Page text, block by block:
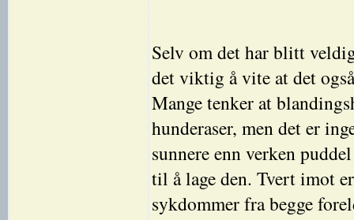
Selv om det har blitt
det viktig å vite at det
Mange tenker at
hunderaser, men det er
sunnere enn verken
til å lage den. Tvert imot
sykdommer fra begge